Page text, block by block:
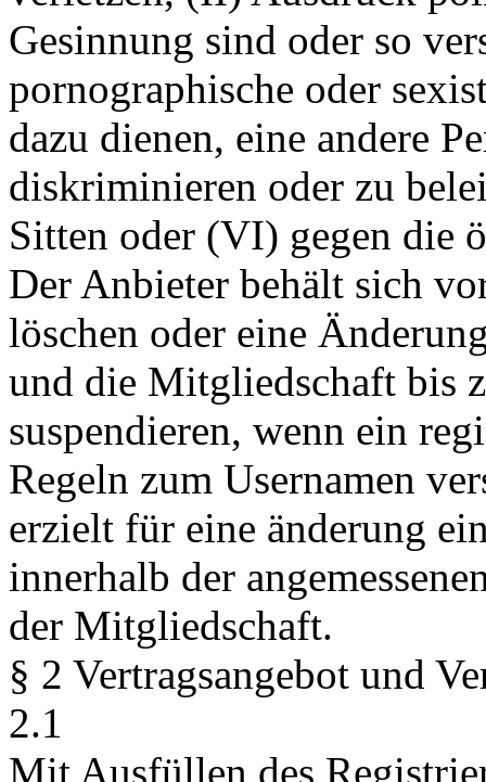
Gesinnung sind oder so
pornographische oder
dazu dienen, eine andere
diskriminieren oder zu
Sitten oder (VI) gegen die
Der Anbieter behält sich
löschen oder eine
und die Mitgliedschaft bis
suspendieren, wenn ein
Regeln zum Usernamen
erzielt für eine änderung
innerhalb der
der Mitgliedschaft.
§ 2 Vertragsangebot und
2.1
Mit Ausfüllen des